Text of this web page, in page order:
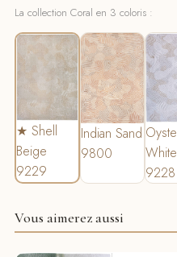
La collection Coral en 3 coloris :
★ Shell
Beige
9229
Indian Sand
9800
White
9228
Vous aimerez aussi